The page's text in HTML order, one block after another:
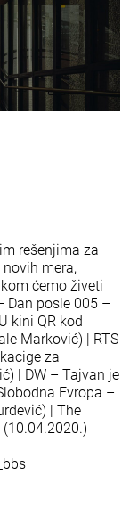
rešenjima za
mera,
ćemo živeti
Dan posle 005 –
kini QR kod
Marković) | RTS
za
| DW – Tajvan je
Evropa –
| The